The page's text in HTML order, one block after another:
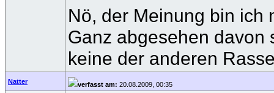
Nö, der Meinung bin ich
Ganz abgesehen davon
keine der anderen
Natter verfasst am: 20.08.2009, 00:35